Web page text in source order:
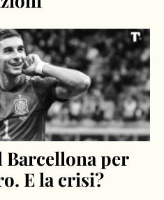
Barcellona per
E la crisi?